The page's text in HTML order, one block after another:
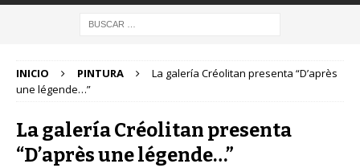
INICIO PINTURA
La galería Créolitan presenta “D’après
une légende…”
La galería Créolitan presenta
“D’après une légende…”